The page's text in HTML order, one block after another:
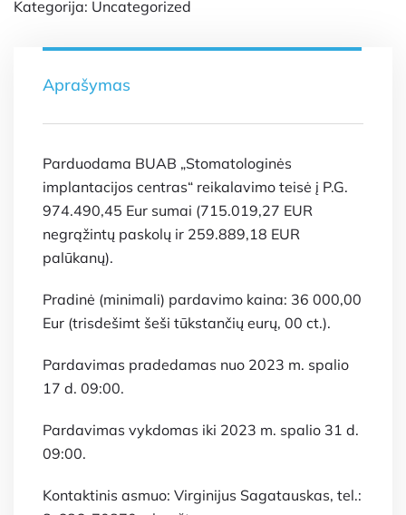
Kategorija: Uncategorized
Aprašymas
Parduodama BUAB „Stomatologinės
implantacijos centras“ reikalavimo teisė į P.G.
974.490,45 Eur sumai (715.019,27 EUR
negrąžintų paskolų ir 259.889,18 EUR
palūkanų).
Pradinė (minimali) pardavimo kaina: 36 000,00
Eur (trisdešimt šeši tūkstančių eurų, 00 ct.).
Pardavimas pradedamas nuo 2023 m. spalio
17 d. 09:00.
Pardavimas vykdomas iki 2023 m. spalio 31 d.
09:00.
Kontaktinis asmuo: Virginijus Sagatauskas, tel.: